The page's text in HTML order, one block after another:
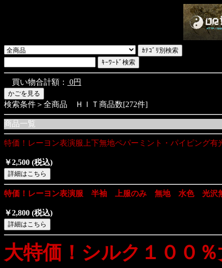
買い物合計額： 0円
検索条件＞全商品 ＨＩＴ商品数[272件]
商品一覧
特価！レーヨン表演服上下無地ペパーミント・パイピング
￥2,500 (税込)
特価！レーヨン表演服 半袖 上服のみ 無地 水色 光沢
￥2,800 (税込)
大特価！シルク１０